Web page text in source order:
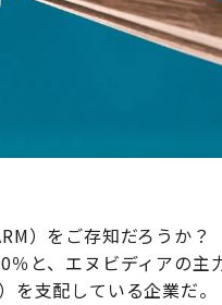
）をご存知だろうか
と、エヌビディアの主
支配している企業だ。